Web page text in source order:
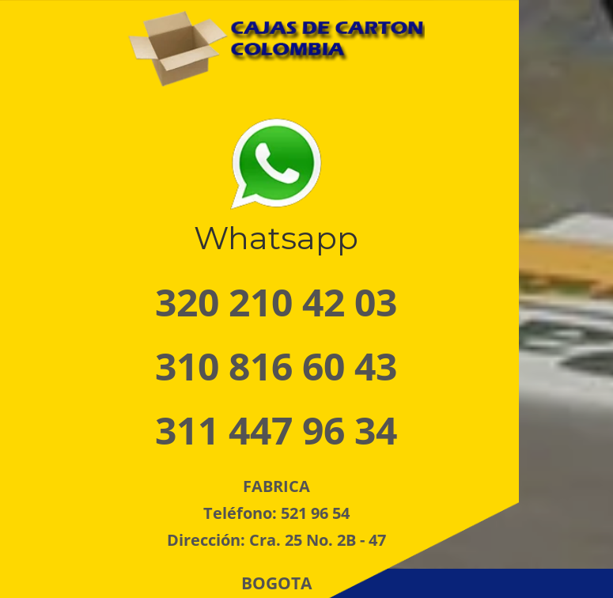
Whatsapp
320 210 42 03
310 816 60 43
311 447 96 34
FABRICA
Teléfono: 521 96 54
Dirección: Cra. 25 No. 2B - 47
BOGOTA